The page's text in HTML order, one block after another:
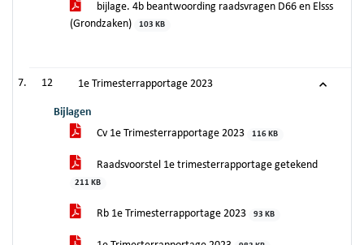
bijlage. 4b beantwoording raadsvragen D66 en Elsss
(Grondzaken)
103 KB
12 1e Trimesterrapportage 2023
Bijlagen
Cv 1e Trimesterrapportage 2023
116 KB
Raadsvoorstel 1e trimesterrapportage getekend
211 KB
Rb 1e Trimesterrapportage 2023 93 KB